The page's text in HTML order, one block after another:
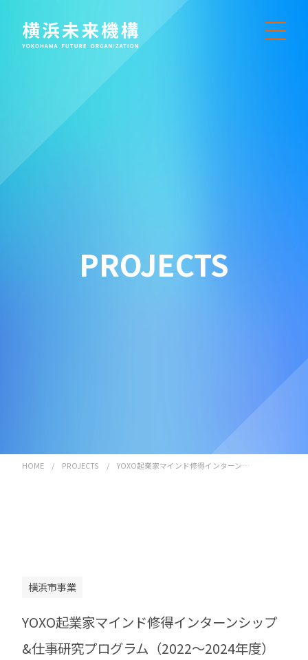
PROJECTS
HOME / PROJECTS /YOXO起業家マインド修得インターン…
横浜市事業
YOXO起業家マインド修得インターンシップ
&仕事研究プログラム（2022～2024年度）